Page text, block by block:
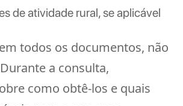
de atividade rural, se aplicável
todos os documentos, não
a consulta,
como obtê-los e quais